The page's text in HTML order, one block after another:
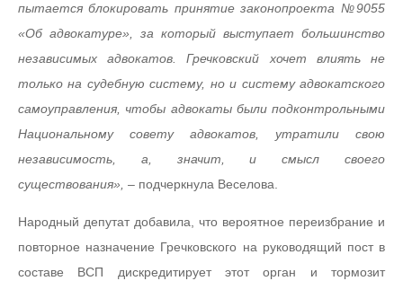
пытается блокировать принятие законопроекта №9055
«Об адвокатуре», за который выступает большинство
независимых адвокатов. Гречковский хочет влиять не
только на судебную систему, но и систему адвокатского
самоуправления, чтобы адвокаты были подконтрольными
Национальному совету адвокатов, утратили свою
независимость, а, значит, и смысл своего
существования», – подчеркнула Веселова.
Народный депутат добавила, что вероятное переизбрание и
повторное назначение Гречковского на руководящий пост в
составе ВСП дискредитирует этот орган и тормозит